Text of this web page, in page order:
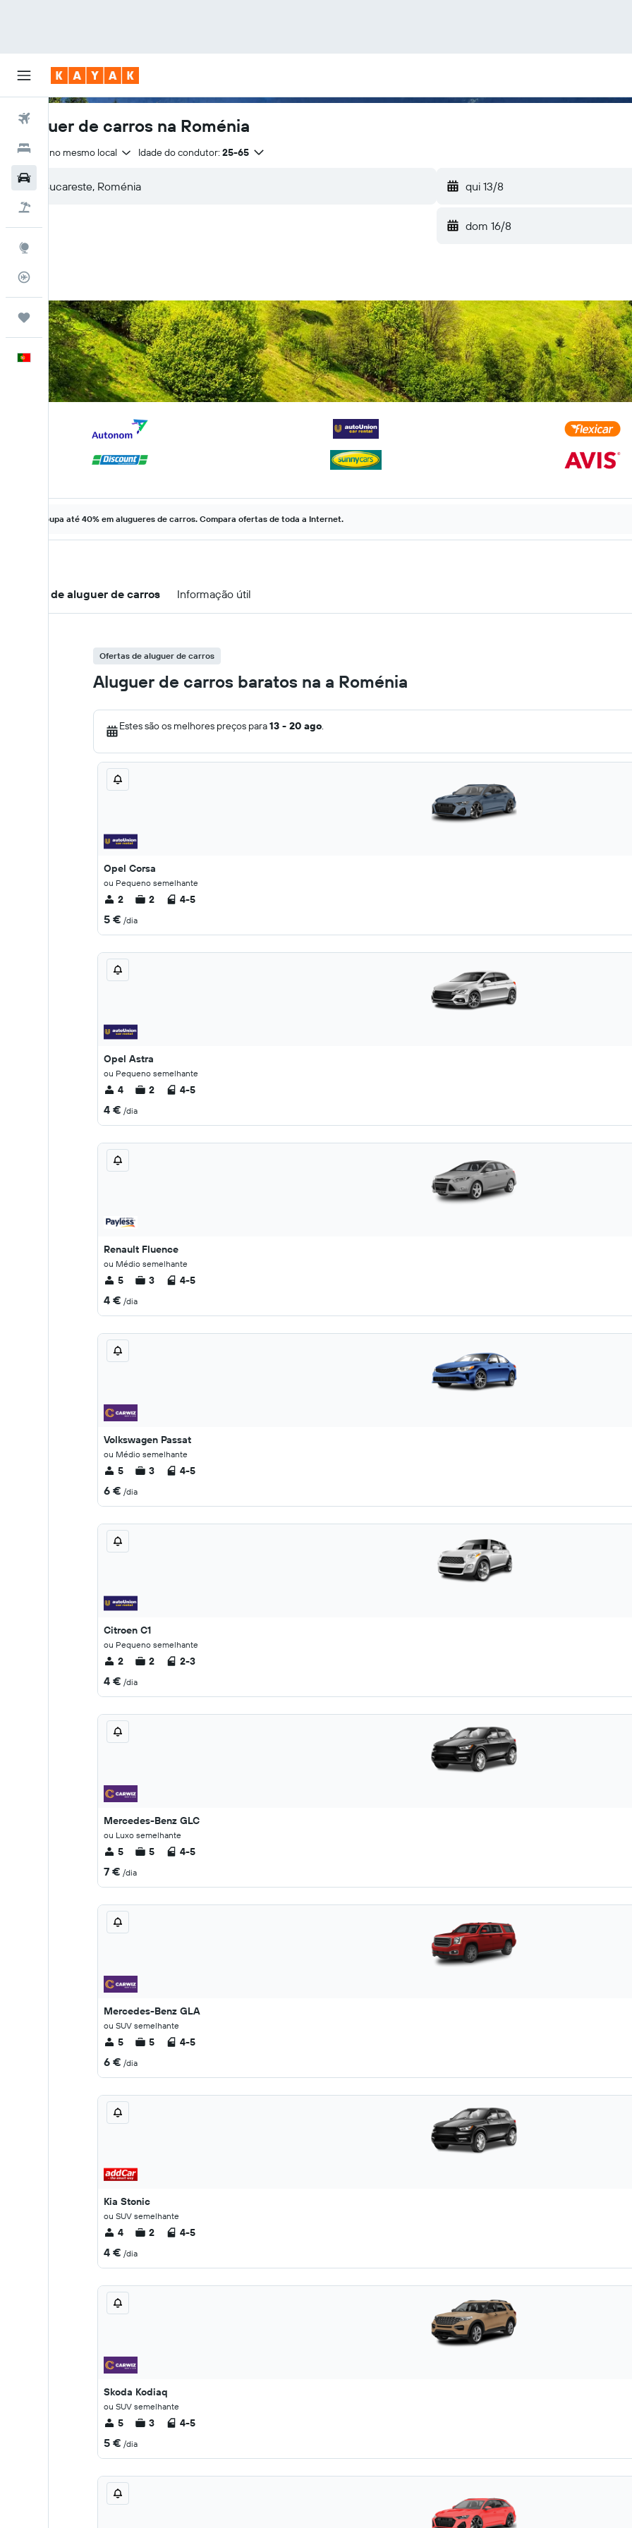
Hotéis
Trips
Português
Aluguer de carros na Roménia
Entrega no mesmo local Idade do condutor: 25-65
qui 13/8
dom 16/8
Poupa até 40% em alugueres de carros. Compara ofertas de toda a Internet.
Ofertas de aluguer de carros Informação útil
Ofertas de aluguer de carros
Aluguer de carros baratos na a Roménia
Estes são os melhores preços para13 - 20 ago.
Opel Corsa
ou Pequeno semelhante
2 2 4-5
5 € /dia
Opel Astra
ou Pequeno semelhante
4 2 4-5
4 € /dia
Renault Fluence
ou Médio semelhante
5 3 4-5
4 € /dia
Volkswagen Passat
ou Médio semelhante
5 3 4-5
6 € /dia
Citroen C1
ou Pequeno semelhante
2 2 2-3
4 € /dia
Mercedes-Benz GLC
ou Luxo semelhante
5 5 4-5
7 € /dia
Mercedes-Benz GLA
ou SUV semelhante
5 5 4-5
6 € /dia
Kia Stonic
ou SUV semelhante
4 2 4-5
4 € /dia
Skoda Kodiaq
ou SUV semelhante
5 3 4-5
5 € /dia